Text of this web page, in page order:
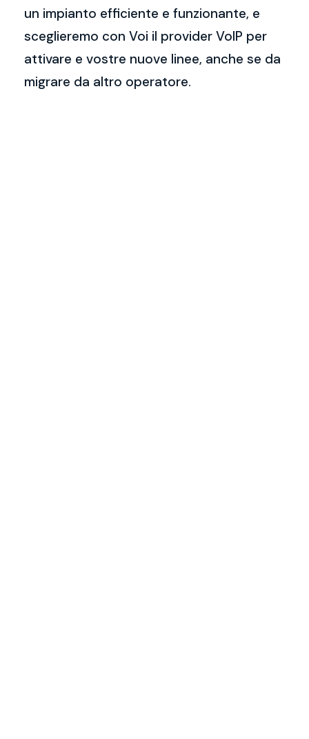
un impianto efficiente e funzionante, e
sceglieremo con Voi il provider VoIP per
attivare e vostre nuove linee, anche se da
migrare da altro operatore.